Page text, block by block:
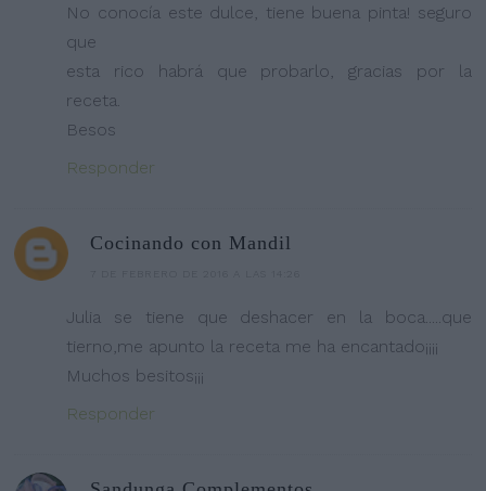
No conocía este dulce, tiene buena pinta! seguro
que
esta rico habrá que probarlo, gracias por la
receta.
Besos
Responder
Cocinando con Mandil
Julia se tiene que deshacer en la boca.....que
tierno,me apunto la receta me ha encantado¡¡¡¡
Muchos besitos¡¡¡
Responder